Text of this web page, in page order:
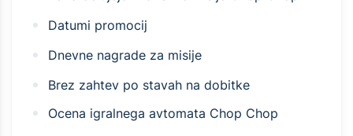
Datumi promocij
Dnevne nagrade za misije
Brez zahtev po stavah na dobitke
Ocena igralnega avtomata Chop Chop